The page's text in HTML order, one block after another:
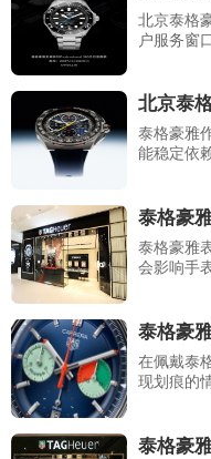
北京泰格
户服务窗
北京泰
泰格豪雅
能稳定依
泰格豪
泰格豪雅
会影响手
泰格豪
在佩戴泰
现划痕的
泰格豪